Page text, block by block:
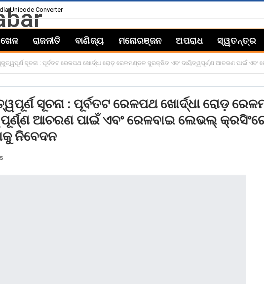
Unicode Converter
ଖେଳ ରାଜନୀତି ବାଣିଜ୍ୟ ମନୋରଞ୍ଜନ ଅପରାଧ ସ୍ୱତନ୍ତ୍ର
ସୂଚନା : ପୂର୍ବତଟ ରେଳପଥ ଖୋର୍ଦ୍ଧା ରୋଡ଼ ରେଳମଣ୍ଡଳ ସୁରକ୍ଷିତ ଏବଂ ଦାୟିତ୍ୱପୂର୍ଣ୍ଣ ଆଚରଣ ପାଇଁ ଏବଂ
ସୂଚନା : ପୂର୍ବତଟ ରେଳପଥ ଖୋର୍ଦ୍ଧା ରୋଡ଼
ଆଚରଣ ପାଇଁ ଏବଂ ରେଳବାଇ ଲେଭଲ୍
ନିବେଦନ